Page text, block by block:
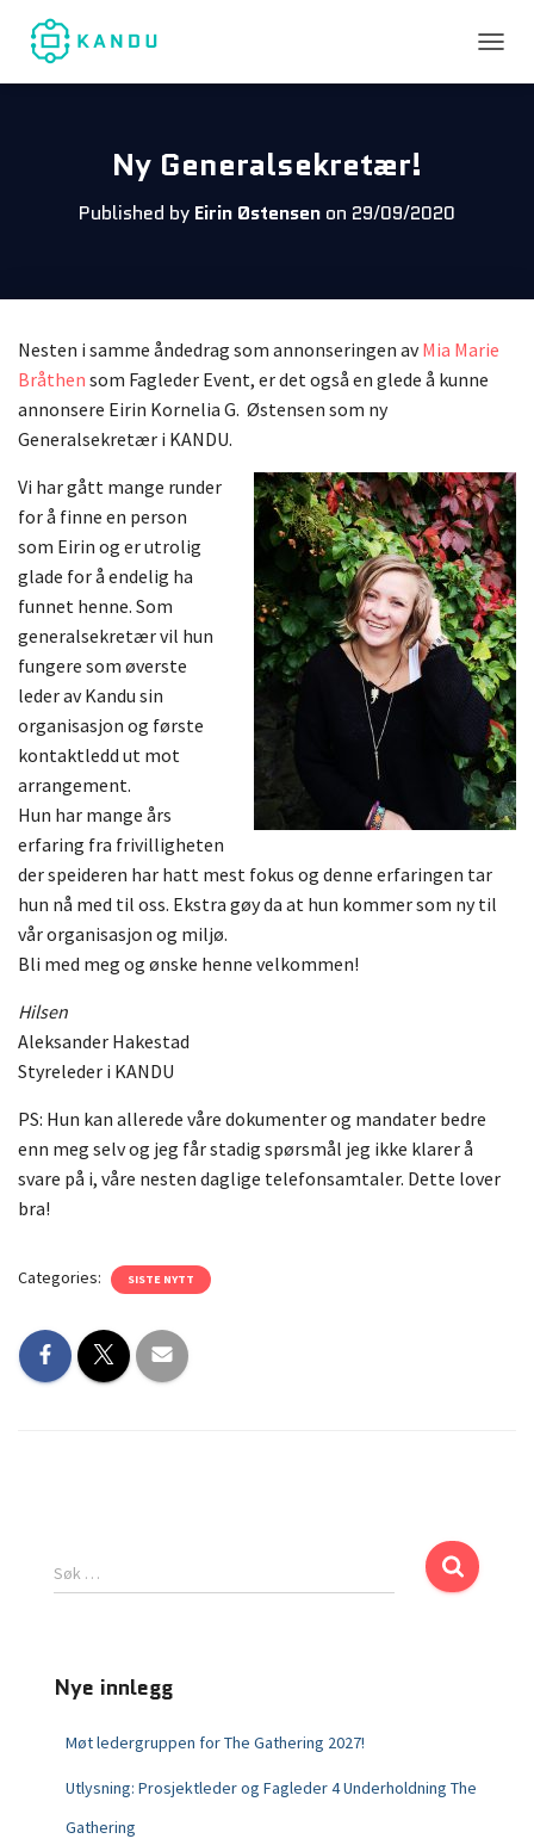
Ny Generalsekretær!
Published by Eirin Østensen on 29/09/2020
Nesten i samme åndedrag som annonseringen avMia Marie
Bråthen som Fagleder Event, er det også en glede å kunne
annonsere Eirin Kornelia G. Østensen som ny
Generalsekretær i KANDU.
Vi har gått mange runder
for å finne en person
som Eirin og er utrolig
glade for å endelig ha
funnet henne. Som
generalsekretær vil hun
fungere som øverste
leder av Kandu sin
organisasjon og første
kontaktledd ut mot
arrangement.
Hun har mange års
erfaring fra frivilligheten
der speideren har hatt mest fokus og denne erfaringen tar
hun nå med til oss. Ekstra gøy da at hun kommer som ny til
vår organisasjon og miljø.
Bli med meg og ønske henne velkommen!
Hilsen
Aleksander Hakestad
Styreleder i KANDU
PS: Hun kan allerede våre dokumenter og mandater bedre
enn meg selv og jeg får stadig spørsmål jeg ikke klarer å
svare på i, våre nesten daglige telefonsamtaler. Dette lover
bra!
Categories: SISTE NYTT
Søk …
Nye innlegg
Møt ledergruppen for The Gathering 2027!
Utlysning: Prosjektleder og Fagleder 4 Underholdning The
Gathering